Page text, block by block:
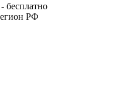
бесплатно
РФ